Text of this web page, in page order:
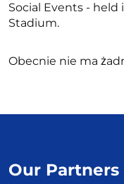
Social Events -
Stadium.
Obecnie nie ma
Our Partners